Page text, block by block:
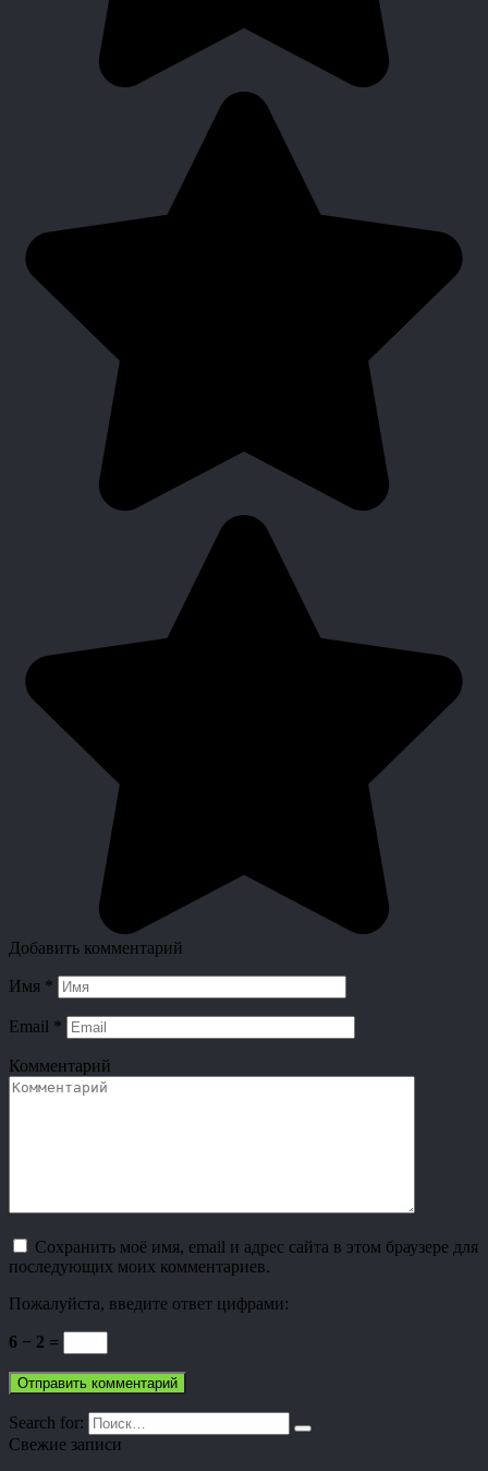
Добавить комментарий
Имя *
Email *
Комментарий
Сохранить моё имя, email и адрес сайта в этом браузере для
последующих моих комментариев.
Пожалуйста, введите ответ цифрами:
6 − 2 =
Search for:
Свежие записи